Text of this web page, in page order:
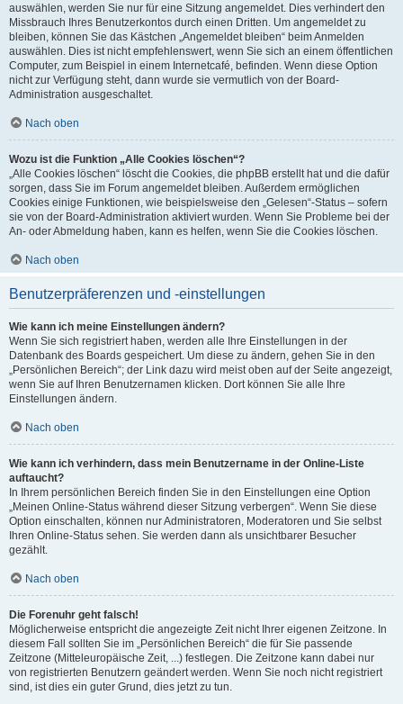
auswählen, werden Sie nur für eine Sitzung angemeldet. Dies verhindert den
Missbrauch Ihres Benutzerkontos durch einen Dritten. Um angemeldet zu
bleiben, können Sie das Kästchen „Angemeldet bleiben“ beim Anmelden
auswählen. Dies ist nicht empfehlenswert, wenn Sie sich an einem öffentlichen
Computer, zum Beispiel in einem Internetcafé, befinden. Wenn diese Option
nicht zur Verfügung steht, dann wurde sie vermutlich von der Board-
Administration ausgeschaltet.
Nach oben
Wozu ist die Funktion „Alle Cookies löschen“?
„Alle Cookies löschen“ löscht die Cookies, die phpBB erstellt hat und die dafür
sorgen, dass Sie im Forum angemeldet bleiben. Außerdem ermöglichen
Cookies einige Funktionen, wie beispielsweise den „Gelesen“-Status – sofern
sie von der Board-Administration aktiviert wurden. Wenn Sie Probleme bei der
An- oder Abmeldung haben, kann es helfen, wenn Sie die Cookies löschen.
Nach oben
Benutzerpräferenzen und -einstellungen
Wie kann ich meine Einstellungen ändern?
Wenn Sie sich registriert haben, werden alle Ihre Einstellungen in der
Datenbank des Boards gespeichert. Um diese zu ändern, gehen Sie in den
„Persönlichen Bereich“; der Link dazu wird meist oben auf der Seite angezeigt,
wenn Sie auf Ihren Benutzernamen klicken. Dort können Sie alle Ihre
Einstellungen ändern.
Nach oben
Wie kann ich verhindern, dass mein Benutzername in der Online-Liste
auftaucht?
In Ihrem persönlichen Bereich finden Sie in den Einstellungen eine Option
„Meinen Online-Status während dieser Sitzung verbergen“. Wenn Sie diese
Option einschalten, können nur Administratoren, Moderatoren und Sie selbst
Ihren Online-Status sehen. Sie werden dann als unsichtbarer Besucher
gezählt.
Nach oben
Die Forenuhr geht falsch!
Möglicherweise entspricht die angezeigte Zeit nicht Ihrer eigenen Zeitzone. In
diesem Fall sollten Sie im „Persönlichen Bereich“ die für Sie passende
Zeitzone (Mitteleuropäische Zeit, ...) festlegen. Die Zeitzone kann dabei nur
von registrierten Benutzern geändert werden. Wenn Sie noch nicht registriert
sind, ist dies ein guter Grund, dies jetzt zu tun.